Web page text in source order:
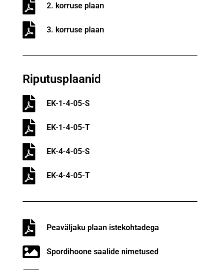
2. korruse plaan
3. korruse plaan
Riputusplaanid
EK-1-4-05-S
EK-1-4-05-T
EK-4-4-05-S
EK-4-4-05-T
Peaväljaku plaan istekohtadega
Spordihoone saalide nimetused